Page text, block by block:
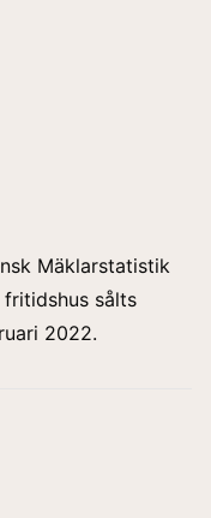
Mäklarstatistik
sålts
2022.